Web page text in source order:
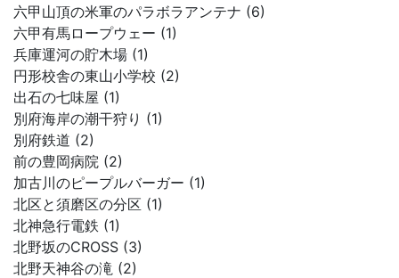
六甲山頂の米軍のパラボラアンテナ (6)
六甲有馬ロープウェー (1)
兵庫運河の貯木場 (1)
円形校舎の東山小学校 (2)
出石の七味屋 (1)
別府海岸の潮干狩り (1)
別府鉄道 (2)
前の豊岡病院 (2)
加古川のピープルバーガー (1)
北区と須磨区の分区 (1)
北神急行電鉄 (1)
北野坂のCROSS (3)
北野天神谷の滝 (2)